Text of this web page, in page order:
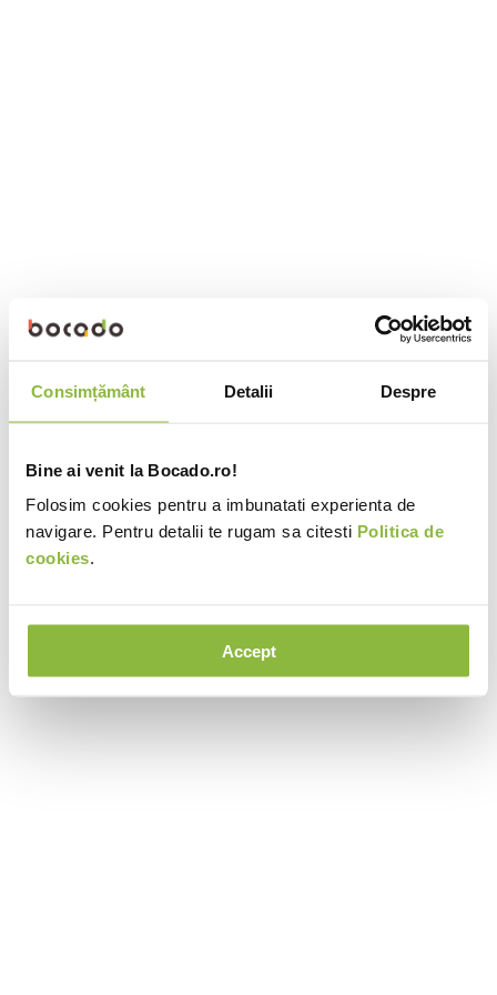
Consimțământ Detalii Despre
Bine ai venit la Bocado.ro!
Folosim cookies pentru a imbunatati experienta de
navigare. Pentru detalii te rugam sa citesti Politica de
cookies.
Accept